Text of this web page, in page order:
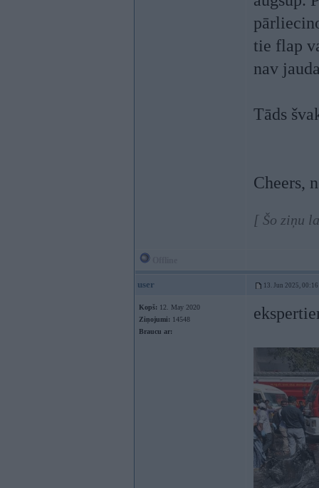
tie flap
nav
Tāds
Cheers,
[ Šo ziņu
user 13. Jun 2025, 00:16
Kopš: 12. May 2020
Ziņojumi: 14548
Braucu ar: